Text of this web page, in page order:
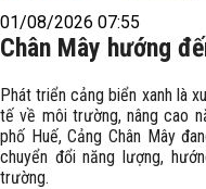
01/08/2026 07:55
Chân Mây hướng
Phát triển cảng biển xanh là
tế về môi trường, nâng cao
phố Huế, Cảng Chân Mây
chuyển đổi năng lượng,
trường.